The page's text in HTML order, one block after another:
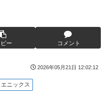
いて良いという報道に向き合い
て良いをやってるのがお前だ
ップ交渉に全力を注ぐべき理由
介入によって記録的なウォ
送へ
←１万発の核弾頭どこに
なかった…」 日本を知ってし
）「こんなオバサンでいい
ー コメント
2026年05月21日 12:02:12
ニックス